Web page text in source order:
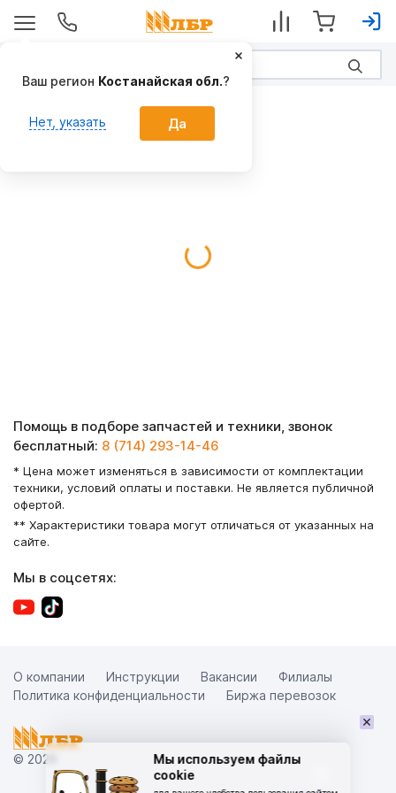
Мы используем файлы
cookie
Помощь в подборе запчастей и техники, звонок
бесплатный: 8 (714) 293-14-46
* Цена может изменяться в зависимости от комплектации
техники, условий оплаты и поставки. Не является публичной
офертой.
** Характеристики товара могут отличаться от указанных на
сайте.
Мы в соцсетях:
© 2026
О компании Инструкции Вакансии
Филиалы
Политика конфиденциальности
Биржа перевозок
×
Ваш регион Костанайская обл.?
Нет, указать Да